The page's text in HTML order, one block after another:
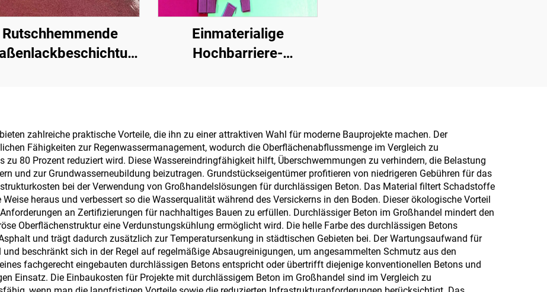
Rutschhemmende
außenliegende
Fahrbahnen
Einmaterialige
Hochbarriere-
Kaffee, Nüssen,
Schokolade, Gebäck und
Gewürzen
zahlreiche praktische Vorteile, die ihn zu einer attraktiven Wahl für moderne Bauprojekte machen. Der
Fähigkeiten zur Regenwassermanagement, wodurch die Oberflächenabflussmenge im Vergleich zu
80 Prozent reduziert wird. Diese Wassereindringfähigkeit hilft, Überschwemmungen zu verhindern, die Belastung
und zur Grundwasserneubildung beizutragen. Grundstückseigentümer profitieren von niedrigeren Gebühren für das
bei der Verwendung von Großhandelslösungen für durchlässigen Beton. Das Material filtert Schadstoffe
heraus und verbessert so die Wasserqualität während des Versickerns in den Boden. Dieser ökologische Vorteil
an Zertifizierungen für nachhaltiges Bauen zu erfüllen. Durchlässiger Beton im Großhandel mindert den
Oberflächenstruktur eine Verdunstungskühlung ermöglicht wird. Die helle Farbe des durchlässigen Betons
und trägt dadurch zusätzlich zur Temperatursenkung in städtischen Gebieten bei. Der Wartungsaufwand für
beschränkt sich in der Regel auf regelmäßige Absaugreinigungen, um angesammelten Schmutz aus den
fachgerecht eingebauten durchlässigen Betons entspricht oder übertrifft diejenige konventionellen Betons und
Einsatz. Die Einbaukosten für Projekte mit durchlässigem Beton im Großhandel sind im Vergleich zu